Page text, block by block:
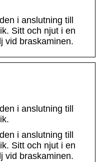
i anslutning till
Sitt och njut i en
vid braskaminen.
i anslutning till
i anslutning till
Sitt och njut i en
vid braskaminen.